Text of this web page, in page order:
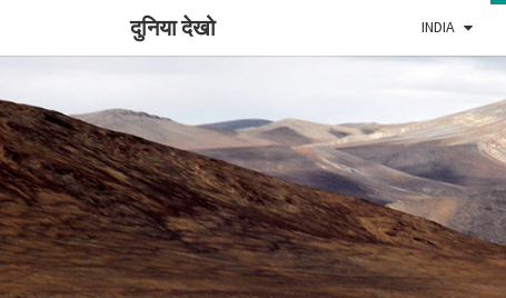
दुनिया देखो INDIA